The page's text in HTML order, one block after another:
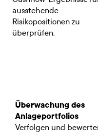
ausstehende
Risikopositionen zu
überprüfen.
Überwachung des
Anlageportfolios
Verfolgen und